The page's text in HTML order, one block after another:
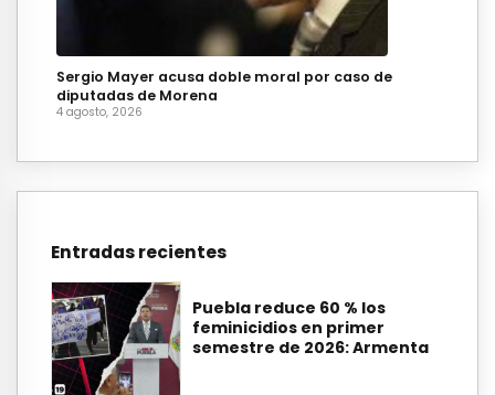
Sergio Mayer acusa doble moral por caso de
diputadas de Morena
4 agosto, 2026
Entradas recientes
Puebla reduce 60 % los
feminicidios en primer
semestre de 2026: Armenta